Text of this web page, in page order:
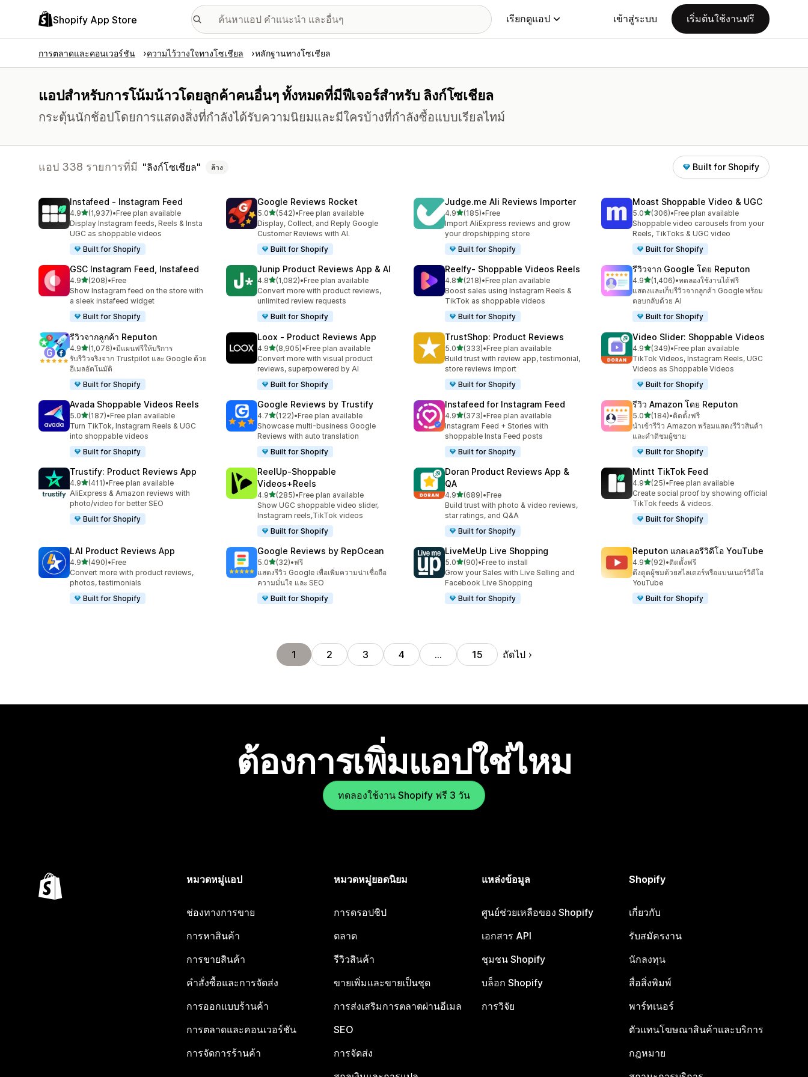
Shopify App Store เรียกดูแอป เข้าสู่ระบบ เริ่มต้นใช้งานฟรี
การตลาดและคอนเวอร์ชัน ความไว้วางใจทางโซเชียล หลักฐานทางโซเชียล
แอปสำหรับการโน้มน้าวโดยลูกค้าคนอื่นๆ ทั้งหมดที่มีฟีเจอร์สำหรับ ลิงก์โซเชียล
กระตุ้นนักช้อปโดยการแสดงสิ่งที่กำลังได้รับความนิยมและมีใครบ้างที่กำลังซื้อแบบเรียลไทม์
แอป 338 รายการที่มี ลิงก์โซเชียล ล้าง Built for Shopify
Instafeed ‑ Instagram Feed
4.9เต็ม 5 ดาว
(1,937)
ทั้งหมด 1937 รีวิว
•Free plan available
Display Instagram feeds, Reels & Insta
UGC as shoppable videos
Built for Shopify
Google Reviews Rocket
5.0เต็ม 5 ดาว
(542)
ทั้งหมด 542 รีวิว
•Free plan available
Display, Collect, and Reply Google
Customer Reviews with AI.
Built for Shopify
Judge.me Ali Reviews Importer
4.9เต็ม 5 ดาว
(185)
ทั้งหมด 185 รีวิว
•Free
Import AliExpress reviews and grow
your dropshipping store
Built for Shopify
Moast Shoppable Video & UGC
5.0เต็ม 5 ดาว
(306)
ทั้งหมด 306 รีวิว
•Free plan available
Shoppable video carousels from your
Reels, TikToks & UGC video
Built for Shopify
GSC Instagram Feed, Instafeed
4.9เต็ม 5 ดาว
(208)
ทั้งหมด 208 รีวิว
•Free
Show Instagram feed on the store with
a sleek instafeed widget
Built for Shopify
Junip Product Reviews App & AI
4.8เต็ม 5 ดาว
(1,082)
ทั้งหมด 1082 รีวิว
•Free plan available
Convert more with product reviews,
unlimited review requests
Built for Shopify
Reelfy‑ Shoppable Videos Reels
4.8เต็ม 5 ดาว
(218)
ทั้งหมด 218 รีวิว
•Free plan available
Boost sales using Instagram Reels &
TikTok as shoppable videos
Built for Shopify
รีวิวจาก Google โดย Reputon
4.9เต็ม 5 ดาว
(1,406)
ทั้งหมด 1406 รีวิว
•ทดลองใช้งานได้ฟรี
แสดงและเก็บรีวิวจากลูกค้า Google พร้อม
ตอบกลับด้วย AI
Built for Shopify
รีวิวจากลูกค้า Reputon
4.9เต็ม 5 ดาว
(1,076)
ทั้งหมด 1076 รีวิว
•มีแผนฟรีให้บริการ
รับรีวิวจริงจาก Trustpilot และ Google ด้วย
อีเมลอัตโนมัติ
Built for Shopify
Loox ‑ Product Reviews App
4.9เต็ม 5 ดาว
(8,905)
ทั้งหมด 8905 รีวิว
•Free plan available
Convert more with visual product
reviews, superpowered by AI
Built for Shopify
TrustShop: Product Reviews
5.0เต็ม 5 ดาว
(333)
ทั้งหมด 333 รีวิว
•Free plan available
Build trust with review app, testimonial,
store reviews import
Built for Shopify
Video Slider: Shoppable Videos
4.9เต็ม 5 ดาว
(349)
ทั้งหมด 349 รีวิว
•Free plan available
TikTok Videos, Instagram Reels, UGC
Videos as Shoppable Videos
Built for Shopify
Avada Shoppable Videos Reels
5.0เต็ม 5 ดาว
(187)
ทั้งหมด 187 รีวิว
•Free plan available
Turn TikTok, Instagram Reels & UGC
into shoppable videos
Built for Shopify
Google Reviews by Trustify
4.7เต็ม 5 ดาว
(122)
ทั้งหมด 122 รีวิว
•Free plan available
Showcase multi-business Google
Reviews with auto translation
Built for Shopify
Instafeed for Instagram Feed
4.9เต็ม 5 ดาว
(373)
ทั้งหมด 373 รีวิว
•Free plan available
Instagram Feed + Stories with
shoppable Insta Feed posts
Built for Shopify
รีวิว Amazon โดย Reputon
5.0เต็ม 5 ดาว
(184)
ทั้งหมด 184 รีวิว
•ติดตั้งฟรี
นำเข้ารีวิว Amazon พร้อมแสดงรีวิวสินค้า
และคำติชมผู้ขาย
Built for Shopify
Trustify: Product Reviews App
4.9เต็ม 5 ดาว
(411)
ทั้งหมด 411 รีวิว
•Free plan available
AliExpress & Amazon reviews with
photo/video for better SEO
Built for Shopify
ReelUp‑Shoppable
Videos+Reels
4.9เต็ม 5 ดาว
(285)
ทั้งหมด 285 รีวิว
•Free plan available
Show UGC shoppable video slider,
Instagram reels,TikTok videos
Built for Shopify
Doran Product Reviews App &
QA
4.9เต็ม 5 ดาว
(689)
ทั้งหมด 689 รีวิว
•Free
Build trust with photo & video reviews,
star ratings, and Q&A
Built for Shopify
Mintt TikTok Feed
4.9เต็ม 5 ดาว
(25)
ทั้งหมด 25 รีวิว
•Free plan available
Create social proof by showing official
TikTok feeds & videos.
Built for Shopify
LAI Product Reviews App
4.9เต็ม 5 ดาว
(490)
ทั้งหมด 490 รีวิว
•Free
Convert more with product reviews,
photos, testimonials
Built for Shopify
Google Reviews by RepOcean
5.0เต็ม 5 ดาว
(32)
ทั้งหมด 32 รีวิว
•ฟรี
แสดงรีวิว Google เพื่อเพิ่มความน่าเชื่อถือ
ความมั่นใจ และ SEO
Built for Shopify
LiveMeUp Live Shopping
5.0เต็ม 5 ดาว
(90)
ทั้งหมด 90 รีวิว
•Free to install
Grow your Sales with Live Selling and
Facebook Live Shopping
Built for Shopify
Reputon แกลเลอรีวิดีโอ YouTube
4.9เต็ม 5 ดาว
(92)
ทั้งหมด 92 รีวิว
•ติดตั้งฟรี
ดึงดูดผู้ชมด้วยสไลเดอร์หรือแบนเนอร์วิดีโอ
YouTube
Built for Shopify
1 2 3 4 … 15 ถัดไป
ต้องการเพิ่มแอปใช่ไหม
ทดลองใช้งาน Shopify ฟรี 3 วัน
หมวดหมู่แอป
ช่องทางการขาย
การหาสินค้า
การขายสินค้า
คำสั่งซื้อและการจัดส่ง
การออกแบบร้านค้า
การตลาดและคอนเวอร์ชัน
การจัดการร้านค้า
หมวดหมู่ยอดนิยม
การดรอปชิป
ตลาด
รีวิวสินค้า
ขายเพิ่มและขายเป็นชุด
การส่งเสริมการตลาดผ่านอีเมล
SEO
การจัดส่ง
แหล่งข้อมูล
ศูนย์ช่วยเหลือของ Shopify
เอกสาร API
ชุมชน Shopify
บล็อก Shopify
การวิจัย
Shopify
เกี่ยวกับ
รับสมัครงาน
นักลงทุน
สื่อสิ่งพิมพ์
พาร์ทเนอร์
ตัวแทนโฆษณาสินค้าและบริการ
กฎหมาย